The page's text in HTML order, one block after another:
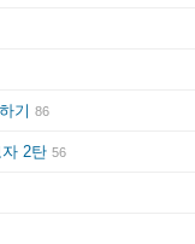
기 86
2탄 56